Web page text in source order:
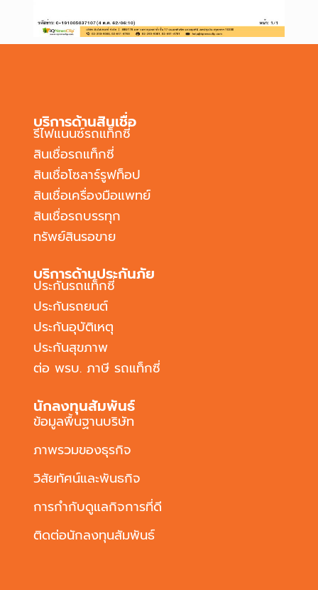
บริการด้านสินเชื่อ
รีไฟแนนซ์รถแท็กซี่
สินเชื่อรถแท็กซี่
สินเชื่อโซลาร์รูฟท็อป
สินเชื่อเครื่องมือแพทย์
สินเชื่อรถบรรทุก
ทรัพย์สินรอขาย
บริการด้านประกันภัย
ประกันรถแท็กซี่
ประกันรถยนต์
ประกันอุบัติเหตุ
ประกันสุขภาพ
ต่อ พรบ. ภาษี รถแท็กซี่
นักลงทุนสัมพันธ์
ข้อมูลพื้นฐานบริษัท
ภาพรวมของธุรกิจ
วิสัยทัศน์และพันธกิจ
การกำกับดูแลกิจการที่ดี
ติดต่อนักลงทุนสัมพันธ์